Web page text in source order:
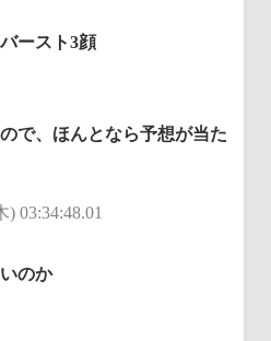
ースト3顔
で、ほんとなら予想が当た
) 03:34:48.01
のか